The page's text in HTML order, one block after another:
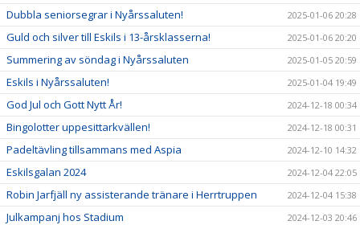
Dubbla seniorsegrar i Nyårssaluten! 2025-01-06 20:28
Guld och silver till Eskils i 13-årsklasserna! 2025-01-06 20:20
Summering av söndag i Nyårssaluten 2025-01-05 20:59
Eskils i Nyårssaluten! 2025-01-04 19:49
God Jul och Gott Nytt År! 2024-12-18 00:34
Bingolotter uppesittarkvällen! 2024-12-18 00:31
Padeltävling tillsammans med Aspia 2024-12-10 14:32
Eskilsgalan 2024 2024-12-04 22:05
Robin Jarfjäll ny assisterande tränare i Herrtruppen 2024-12-04 15:38
Julkampanj hos Stadium 2024-12-03 20:46